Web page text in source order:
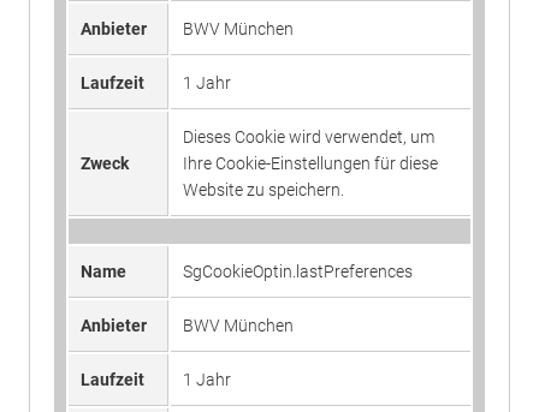
Laufzeit 1 Jahr
Dieser Wert speichert Ihre Consent-
Einstellungen. Unter anderem eine
zufällig generierte ID, für die
historische Speicherung Ihrer
vorgenommen Einstellungen, falls
eingestellt hat.
Name _ga_#
Google Analytics
2 Jahre
Benutzer eine Website besucht hat,
letzten Besuch. Von Google Analytics
verwendet.
Anbieter BWV München
Laufzeit 1 Jahr
Zweck
Dieses Cookie wird verwendet, um
Ihre Cookie-Einstellungen für diese
Website zu speichern.
Name SgCookieOptin.lastPreferences
Anbieter BWV München
Laufzeit 1 Jahr